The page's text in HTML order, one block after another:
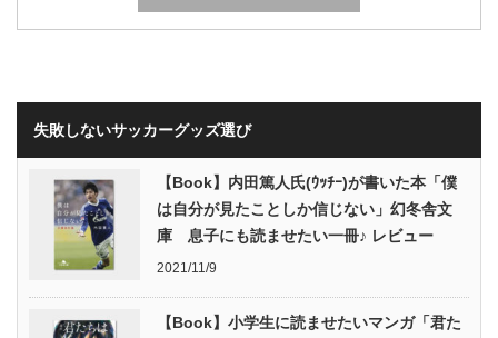
失敗しないサッカーグッズ選び
【Book】内田篤人氏(ｳｯﾁｰ)が書いた本「僕
は自分が見たことしか信じない」幻冬舎文
庫 息子にも読ませたい一冊♪ レビュー
2021/11/9
【Book】小学生に読ませたいマンガ「君た